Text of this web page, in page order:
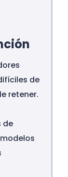
de
retener.
de